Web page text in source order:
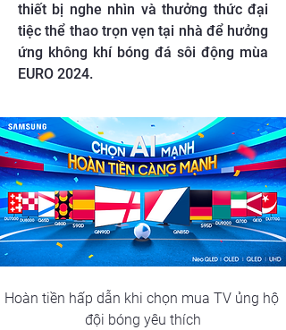
thiết bị nghe nhìn và thưởng thức đại
tiệc thể thao trọn vẹn tại nhà để hưởng
ứng không khí bóng đá sôi động mùa
EURO 2024.
Hoàn tiền hấp dẫn khi chọn mua TV ủng hộ
đội bóng yêu thích